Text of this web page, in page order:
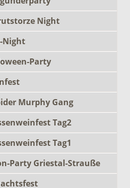
Night
Night
Party
Murphy Gang
Tag2
Tag1
Party Griestal-Strauße